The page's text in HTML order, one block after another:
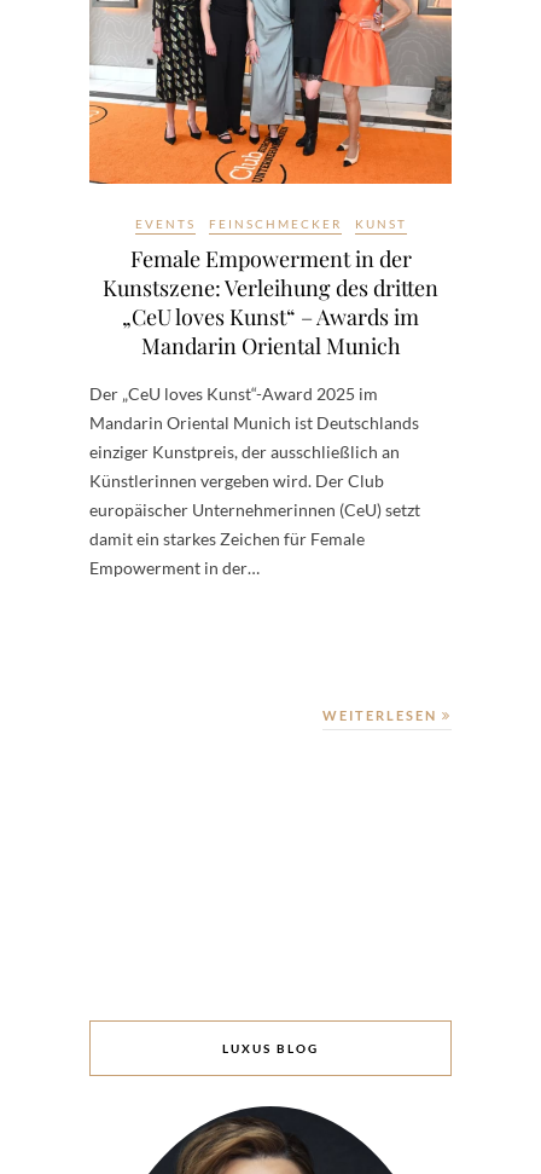
EVENTS FEINSCHMECKER KUNST
Female Empowerment in der
Kunstszene: Verleihung des dritten
„CeU loves Kunst“ – Awards im
Mandarin Oriental Munich
Der „CeU loves Kunst“-Award 2025 im
Mandarin Oriental Munich ist Deutschlands
einziger Kunstpreis, der ausschließlich an
Künstlerinnen vergeben wird. Der Club
europäischer Unternehmerinnen (CeU) setzt
damit ein starkes Zeichen für Female
Empowerment in der…
WEITERLESEN
LUXUS BLOG